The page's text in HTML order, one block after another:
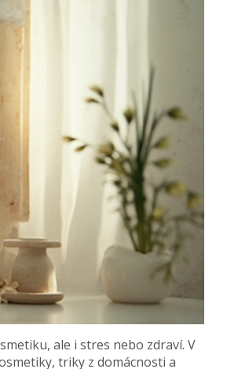
ale i stres nebo zdraví. V
triky z domácnosti a